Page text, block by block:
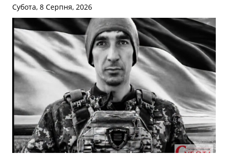
Субота, 8 Серпня, 2026